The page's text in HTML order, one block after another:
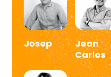
Josep
Jean
Carlos